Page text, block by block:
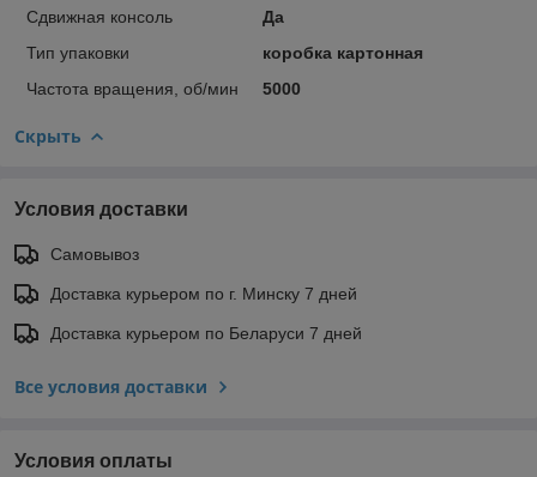
Сдвижная консоль
Да
Тип упаковки
коробка картонная
Частота вращения, об/мин
5000
Скрыть
Условия доставки
Самовывоз
Доставка курьером по г. Минску 7 дней
Доставка курьером по Беларуси 7 дней
Все условия доставки
Условия оплаты